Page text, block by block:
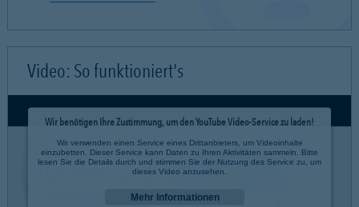
Video: So funktioniert's
Wir benötigen Ihre Zustimmung, um den YouTube Video-Service zu laden!
Wir verwenden einen Service eines Drittanbieters, um Videoinhalte
einzubetten. Dieser Service kann Daten zu Ihren Aktivitäten sammeln. Bitte
lesen Sie die Details durch und stimmen Sie der Nutzung des Service zu, um
dieses Video anzusehen.
Mehr Informationen